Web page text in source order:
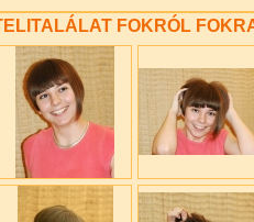
FOKRÓL